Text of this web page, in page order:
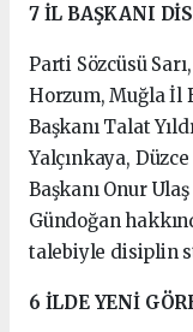
7 İL BAŞKANI
Parti Sözcüsü
Horzum, Muğla İl
Başkanı Talat
Yalçınkaya,
Başkanı Onur
Gündoğan
talebiyle disiplin
6 İLDE YENİ